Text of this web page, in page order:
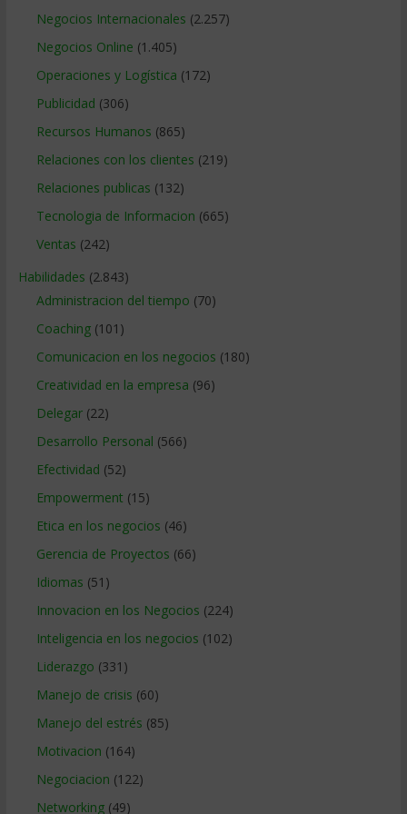
Negocios Internacionales (2.257)
Negocios Online (1.405)
Operaciones y Logística (172)
Publicidad (306)
Recursos Humanos (865)
Relaciones con los clientes (219)
Relaciones publicas (132)
Tecnologia de Informacion (665)
Ventas (242)
Habilidades (2.843)
Administracion del tiempo (70)
Coaching(101)
Comunicacion en los negocios (180)
Creatividad en la empresa (96)
Delegar(22)
Desarrollo Personal (566)
Efectividad (52)
Empowerment (15)
Etica en los negocios (46)
Gerencia de Proyectos (66)
Idiomas (51)
Innovacion en los Negocios (224)
Inteligencia en los negocios (102)
Liderazgo (331)
Manejo de crisis (60)
Manejo del estrés (85)
Motivacion (164)
Negociacion (122)
Networking(49)